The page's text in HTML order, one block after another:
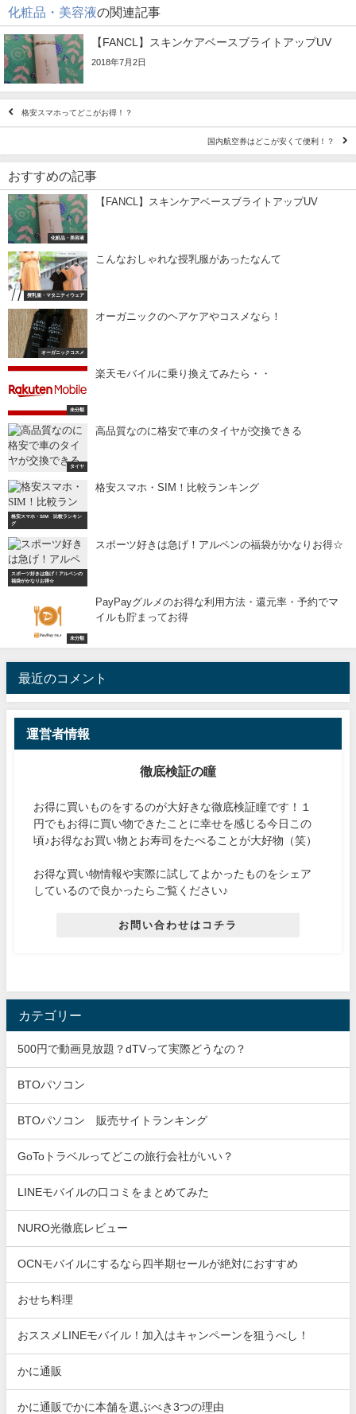
化粧品・美容液の関連記事
【FANCL】スキンケアベースブライトアップUV
2018年7月2日
格安スマホってどこがお得！？
国内航空券はどこが安くて便利！？
おすすめの記事
化粧品・美容液
【FANCL】スキンケアベースブライトアップUV
授乳服・マタニティウェア
こんなおしゃれな授乳服があったなんて
オーガニックコスメ
オーガニックのヘアケアやコスメなら！
未分類
楽天モバイルに乗り換えてみたら・・
タイヤ
高品質なのに格安で車のタイヤが交換できる
格安スマホ・SIM 比較ランキン
グ
格安スマホ・SIM！比較ランキング
スポーツ好きは急げ！アルペンの
福袋がかなりお得☆
スポーツ好きは急げ！アルペンの福袋がかなりお得☆
未分類
PayPayグルメのお得な利用方法・還元率・予約でマ
イルも貯まってお得
最近のコメント
運営者情報
徹底検証の瞳
お得に買いものをするのが大好きな徹底検証瞳です！１
円でもお得に買い物できたことに幸せを感じる今日この
頃♪お得なお買い物とお寿司をたべることが大好物（笑）
お得な買い物情報や実際に試してよかったものをシェア
しているので良かったらご覧ください♪
お問い合わせはコチラ
カテゴリー
500円で動画見放題？dTVって実際どうなの？
BTOパソコン
BTOパソコン 販売サイトランキング
GoToトラベルってどこの旅行会社がいい？
LINEモバイルの口コミをまとめてみた
NURO光徹底レビュー
OCNモバイルにするなら四半期セールが絶対におすすめ
おせち料理
おススメLINEモバイル！加入はキャンペーンを狙うべし！
かに通販
かに通販でかに本舗を選ぶべき3つの理由